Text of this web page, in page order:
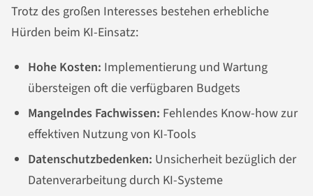
Trotz des großen Interesses bestehen erhebliche
Hürden beim KI-Einsatz:
Hohe Kosten: Implementierung und Wartung
übersteigen oft die verfügbaren Budgets
Mangelndes Fachwissen: Fehlendes Know-how zur
effektiven Nutzung von KI-Tools
Datenschutzbedenken: Unsicherheit bezüglich der
Datenverarbeitung durch KI-Systeme